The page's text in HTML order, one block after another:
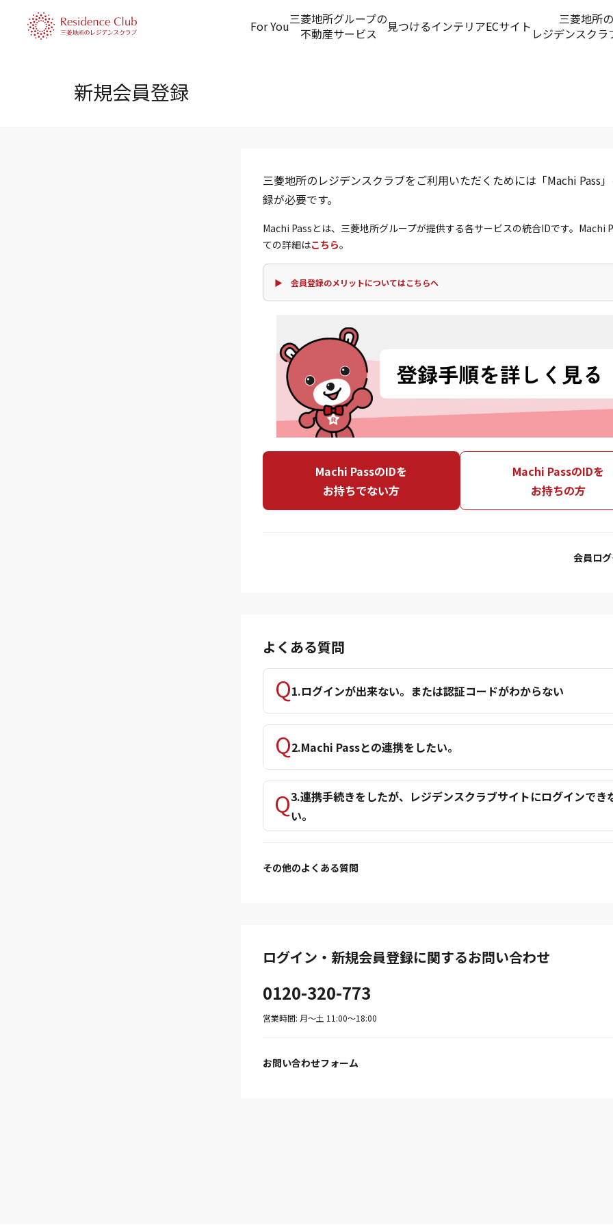
For You三菱地所グループの
不動産サービス
見つけるインテリアECサイト
三菱地所の
レジデンスクラ
新規会員登録
三菱地所のレジデンスクラブをご利用いただくためには「Machi Pass
録が必要です。
Machi Passとは、三菱地所グループが提供する各サービスの統合IDです。Machi
ての詳細はこちら。
▶ 会員登録のメリットについてはこちらへ
Machi PassのIDを
お持ちでない方
Machi PassのIDを
お持ちの方
会員ロ
よくある質問
1.ログインが出来ない。または認証コードがわからない
2.Machi Passとの連携をしたい。
3.連携手続きをしたが、レジデンスクラブサイトにログインでき
い。
その他のよくある質問
ログイン・新規会員登録に関するお問い合わせ
0120-320-773
営業時間: 月〜土 11:00〜18:00
お問い合わせフォーム